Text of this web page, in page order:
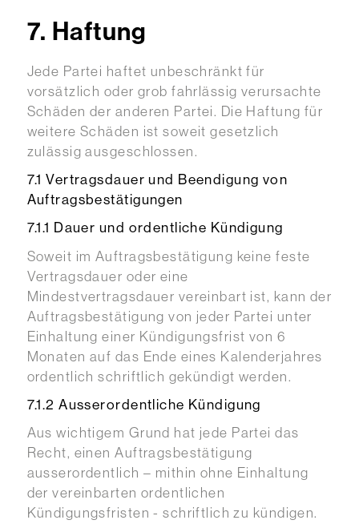
7. Haftung
Jede Partei haftet unbeschränkt für
vorsätzlich oder grob fahrlässig verursachte
Schäden der anderen Partei. Die Haftung für
weitere Schäden ist soweit gesetzlich
zulässig ausgeschlossen.
7.1 Vertragsdauer und Beendigung von
Auftragsbestätigungen
7.1.1 Dauer und ordentliche Kündigung
Soweit im Auftragsbestätigung keine feste
Vertragsdauer oder eine
Mindestvertragsdauer vereinbart ist, kann der
Auftragsbestätigung von jeder Partei unter
Einhaltung einer Kündigungsfrist von 6
Monaten auf das Ende eines Kalenderjahres
ordentlich schriftlich gekündigt werden.
7.1.2 Ausserordentliche Kündigung
Aus wichtigem Grund hat jede Partei das
Recht, einen Auftragsbestätigung
ausserordentlich – mithin ohne Einhaltung
der vereinbarten ordentlichen
Kündigungsfristen - schriftlich zu kündigen.